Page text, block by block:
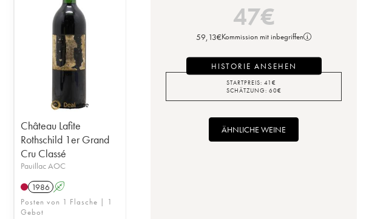
Château Lafite
Rothschild 1er Grand
Cru Classé
Pauillac AOC
1986 A
Posten von 1 Flasche | 1
Gebot
47€
59,13€Kommission mit inbegriffen
HISTORIE ANSEHEN
STARTPREIS: 41 €
SCHÄTZUNG: 60€
ÄHNLICHE WEINE